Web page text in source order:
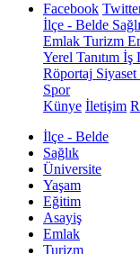
Facebook
İlçe - Belde
Emlak Turizm
Yerel Tanıtım İş
Röportaj Siyaset
Spor
Künye İletişim
İlçe - Belde
Sağlık
Üniversite
Yaşam
Eğitim
Asayiş
Emlak
Turizm